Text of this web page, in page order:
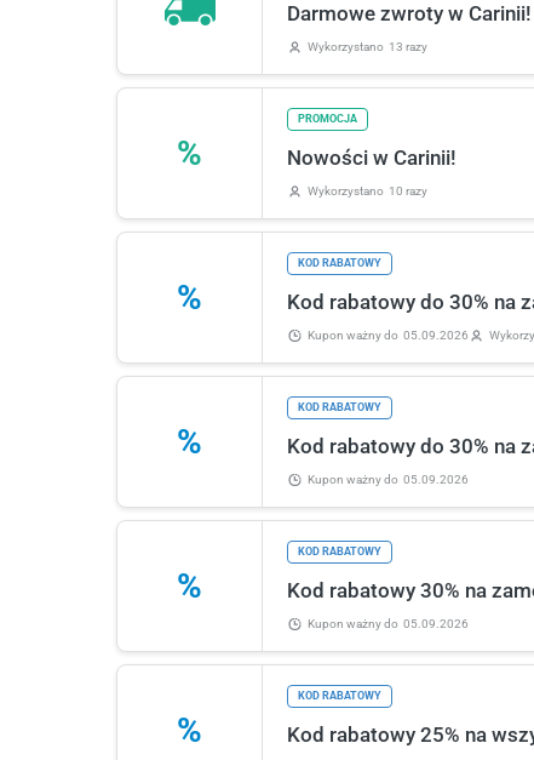
Darmowe zwroty w Carinii!
Wykorzystano 13 razy
%
PROMOCJA
Nowości w Carinii!
Wykorzystano 10 razy
%
KOD RABATOWY
Kod rabatowy do 30% na
Kupon ważnydo 05.09.2026
%
KOD RABATOWY
Kod rabatowy do 30% na
Kupon ważnydo 05.09.2026
%
KOD RABATOWY
Kod rabatowy 30% na
Kupon ważnydo 05.09.2026
%
KOD RABATOWY
Kod rabatowy 25% na